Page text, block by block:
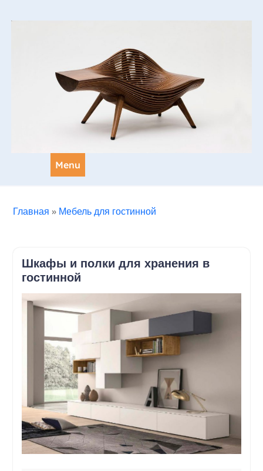
Menu
Главная » Мебель для гостинной
Шкафы и полки для хранения в
гостинной